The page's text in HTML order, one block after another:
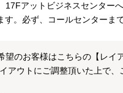
アットビジネスセンター
。必ず、コールセンターま
望のお客様はこちらの【レイ
アウトにご調整頂いた上で